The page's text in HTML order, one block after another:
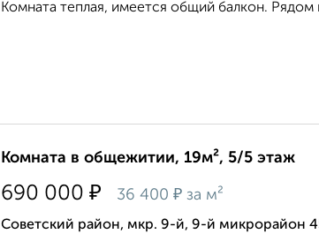
Комната теплая, имеется общий балкон. Рядом
Комната в общежитии, 19м², 5/5 этаж
690 000 ₽ 36 400 ₽ за м²
Советский район, мкр. 9-й, 9-й микрорайон